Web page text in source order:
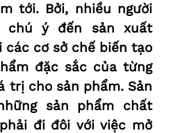
tới. Bởi, nhiều người
chú ý đến sản xuất
các cơ sở chế biến tạo
đặc sắc của từng
trị cho sản phẩm. Sản
sản phẩm chất
đi đôi với việc mở